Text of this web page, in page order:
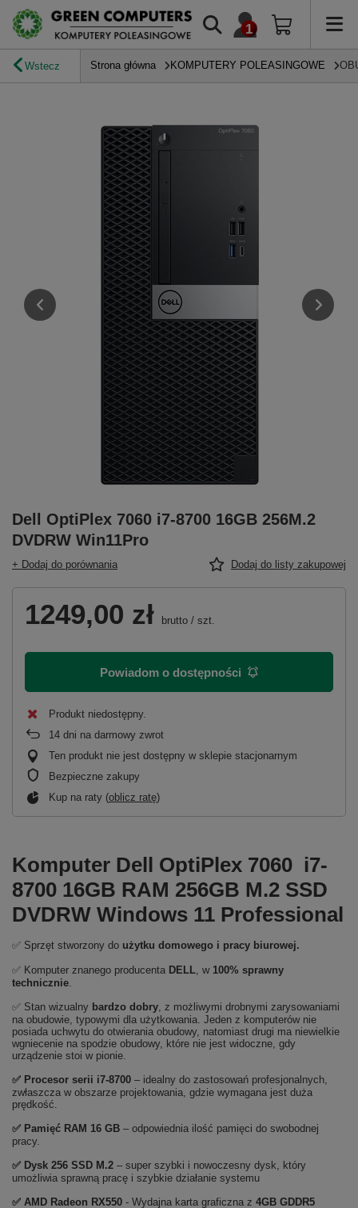
Wstecz Strona główna KOMPUTERY POLEASINGOWE
Dell OptiPlex 7060 i7-8700 16GB 256M.2
DVDRW Win11Pro
+ Dodaj do porównania Dodaj do listy zakupowej
1249,00 zł brutto / szt.
Powiadom o dostępności
Produkt niedostępny
14 dni na darmowy zwrot
Ten produkt nie jest dostępny w sklepie stacjonarnym
Bezpieczne zakupy
Kup na raty (oblicz ratę)
Komputer Dell OptiPlex 7060 i7-
8700 16GB RAM 256GB M.2 SSD
DVDRW Windows 11 Professional
✅ Sprzęt stworzony do użytku domowego i pracy biurowej.
✅ Komputer znanego producenta DELL, w 100% sprawny
technicznie.
✅ Stan wizualny bardzo dobry, z możliwymi drobnymi zarysowaniami
na obudowie, typowymi dla użytkowania. Jeden z komputerów nie
posiada uchwytu do otwierania obudowy, natomiast drugi ma niewielkie
wgniecenie na spodzie obudowy, które nie jest widoczne, gdy
urządzenie stoi w pionie.
✅ Procesor serii i7-8700 – idealny do zastosowań profesjonalnych,
zwłaszcza w obszarze projektowania, gdzie wymagana jest duża
prędkość.
✅ Pamięć RAM 16 GB – odpowiednia ilość pamięci do swobodnej
pracy.
✅ Dysk 256 SSD M.2 – super szybki i nowoczesny dysk, który
umożliwia sprawną pracę i szybkie działanie systemu
✅ AMD Radeon RX550 - Wydajna karta graficzna z 4GB GDDR5